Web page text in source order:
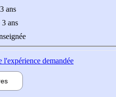
ans
3 ans
demandée